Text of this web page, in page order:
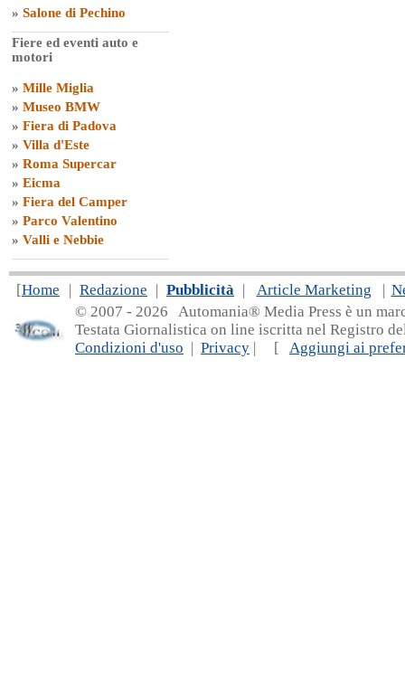
» Salone di Pechino
Fiere ed eventi auto e
motori
» Mille Miglia
» Museo BMW
» Fiera di Padova
» Villa d'Este
» Roma Supercar
» Eicma
» Fiera del Camper
» Parco Valentino
» Valli e Nebbie
[Home | Redazione | Pubblicità | Article Marketing |
© 2007 - 2026 Automania® Media Press è un
Testata Giornalistica on line iscritta nel Registro
Condizioni d'uso | Privacy | [ Aggiungi ai